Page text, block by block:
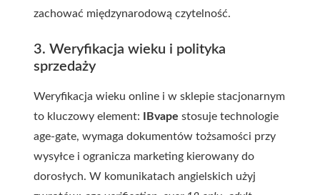
zachować międzynarodową czytelność.
3. Weryfikacja wieku i polityka
sprzedaży
Weryfikacja wieku online i w sklepie stacjonarnym
to kluczowy element:
IBvape stosuje technologie
age-gate, wymaga dokumentów tożsamości przy
wysyłce i ogranicza marketing kierowany do
dorosłych. W komunikatach angielskich użyj